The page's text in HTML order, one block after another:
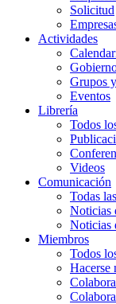
Solicitud
Actividades
Grupos
Eventos
Librería
Todos
Videos
Comunicación
Todas
Noticias
Noticias
Miembros
Todos
Hacerse